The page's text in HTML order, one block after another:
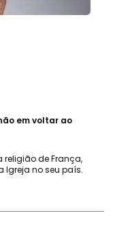
em voltar ao
de França,
Igreja no seu país.